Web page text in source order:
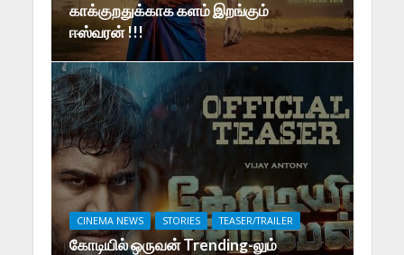
காக்குறதுக்காக களம் இறங்கும்
ஈஸ்வரன் !!!
CINEMA NEWS STORIES TEASER/TRAILER
கோடியில் ஒருவன் Trending-லும்